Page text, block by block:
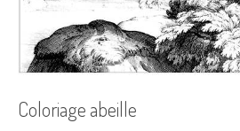
Coloriage abeille